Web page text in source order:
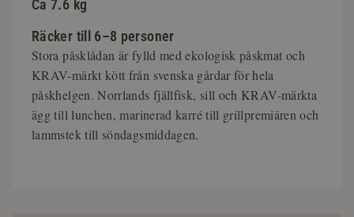
Ca 7.6 kg
Räcker till 6–8 personer
Stora påsklådan är fylld med ekologisk påskmat och
KRAV-märkt kött från svenska gårdar för hela
påskhelgen. Norrlands fjällfisk, sill och KRAV-märkta
ägg till lunchen, marinerad karré till grillpremiären och
lammstek till söndagsmiddagen.